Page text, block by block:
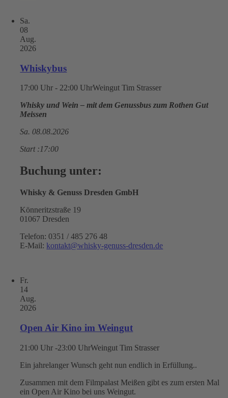
Sa.
08
Aug.
2026
Whiskybus
17:00 Uhr - 22:00 UhrWeingut Tim Strasser
Whisky und Wein – mit dem Genussbus zum Rothen Gut
Meissen
Sa. 08.08.2026
Start :17:00
Buchung unter:
Whisky & Genuss Dresden GmbH
Könneritzstraße 19
01067 Dresden
Telefon: 0351 / 485 276 48
E-Mail: kontakt@whisky-genuss-dresden.de
Fr.
14
Aug.
2026
Open Air Kino im Weingut
21:00 Uhr -23:00 UhrWeingut Tim Strasser
Ein jahrelanger Wunsch geht nun endlich in Erfüllung..
Zusammen mit dem Filmpalast Meißen gibt es zum ersten Mal
ein Open Air Kino bei uns Weingut.